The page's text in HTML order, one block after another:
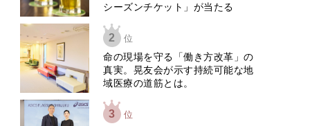
シーズンチケット」が当たる
2 位
​命の現場を守る「働き方改革」の
真実。晃友会が示す持続可能な地
域医療の道筋とは。
3 位